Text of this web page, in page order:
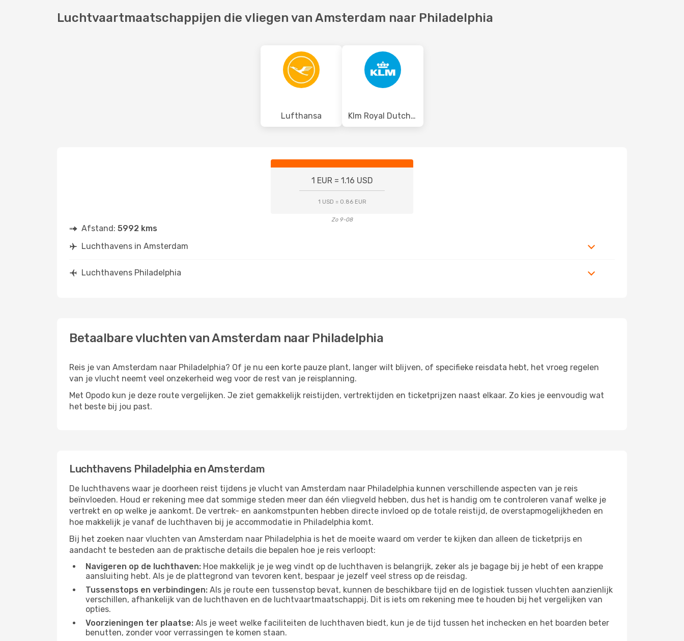
Luchtvaartmaatschappijen die vliegen van Amsterdam naar Philadelphia
Lufthansa Klm Royal Dutch Airlines
1 EUR = 1.16 USD
1 USD = 0.86 EUR
Zo 9-08
Afstand: 5992 kms
Luchthavens in Amsterdam
Luchthavens Philadelphia
Betaalbare vluchten van Amsterdam naar Philadelphia
Reis je van Amsterdam naar Philadelphia? Of je nu een korte pauze plant, langer wilt blijven, of specifieke reisdata hebt, het vroeg regelen
van je vlucht neemt veel onzekerheid weg voor de rest van je reisplanning.
Met Opodo kun je deze route vergelijken. Je ziet gemakkelijk reistijden, vertrektijden en ticketprijzen naast elkaar. Zo kies je eenvoudig wat
het beste bij jou past.
Luchthavens Philadelphia en Amsterdam
De luchthavens waar je doorheen reist tijdens je vlucht van Amsterdam naar Philadelphia kunnen verschillende aspecten van je reis
beïnvloeden. Houd er rekening mee dat sommige steden meer dan één vliegveld hebben, dus het is handig om te controleren vanaf welke je
vertrekt en op welke je aankomt. De vertrek- en aankomstpunten hebben directe invloed op de totale reistijd, de overstapmogelijkheden en
hoe makkelijk je vanaf de luchthaven bij je accommodatie in Philadelphia komt.
Bij het zoeken naar vluchten van Amsterdam naar Philadelphia is het de moeite waard om verder te kijken dan alleen de ticketprijs en
aandacht te besteden aan de praktische details die bepalen hoe je reis verloopt:
Navigeren op de luchthaven: Hoe makkelijk je je weg vindt op de luchthaven is belangrijk, zeker als je bagage bij je hebt of een krappe
aansluiting hebt. Als je de plattegrond van tevoren kent, bespaar je jezelf veel stress op de reisdag.
Tussenstops en verbindingen: Als je route een tussenstop bevat, kunnen de beschikbare tijd en de logistiek tussen vluchten aanzienlijk
verschillen, afhankelijk van de luchthaven en de luchtvaartmaatschappij. Dit is iets om rekening mee te houden bij het vergelijken van
opties.
Voorzieningen ter plaatse: Als je weet welke faciliteiten de luchthaven biedt, kun je de tijd tussen het inchecken en het boarden beter
benutten, zonder voor verrassingen te komen staan.